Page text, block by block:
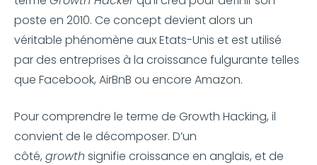
poste en 2010. Ce concept devient alors un
véritable phénomène aux Etats-Unis et est utilisé
par des entreprises à la croissance fulgurante telles
que Facebook, AirBnB ou encore Amazon.
Pour comprendre le terme de Growth Hacking, il
convient de le décomposer. D’un
côté, growth signifie croissance en anglais, et de